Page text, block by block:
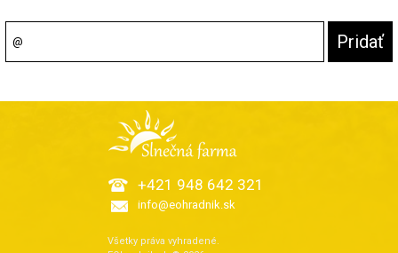
+421 948 642 321
info@eohradnik.sk
Všetky práva vyhradené.